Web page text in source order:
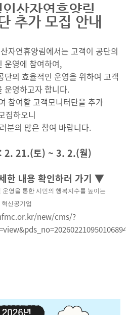
산자연휴양림
추가 모집 안내
자연휴양림에서는 고객이 공단의
운영에 참여하여,
단의 효율적인 운영을 위하여 고객
운영하고자 합니다.
참여할 고객모니터단을 추가
집하오니
분의 많은 참여 바랍니다.
2. 21.(토) ~ 3. 2.(월)
한 내용 확인하러 가기 ▼
영을 통한 시민의 행복지수를 높이는
혁신공기업
new/cms/?